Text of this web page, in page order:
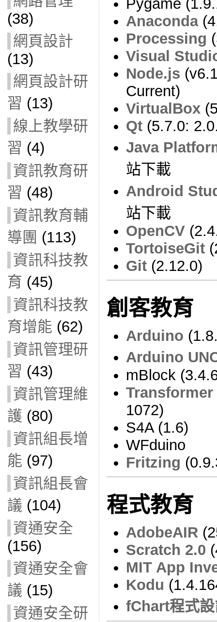
(38)
網頁設計
(13)
網頁設計研
習 (13)
線上教學研
習 (4)
資訊教育研
習 (48)
資訊教育輔
導團 (113)
資訊科技教
育 (45)
資訊科技教
育增能 (62)
資訊管理研
習 (43)
資訊管理維
護 (80)
資訊組長增
能 (97)
資訊組長會
議 (104)
資通安全
(156)
資通安全會
議 (15)
資通安全研
Pygame
Anaconda
Processing
Visual
Node.js
Current)
VirtualBox
Qt(5.7.0:
Java
站下載
Android
站下載
OpenCV
TortoiseGit
Git(2.12.0)
創客教育
Arduino
Arduino
mBlock
Transformer
1072)
S4A (1.6)
WFduino
Fritzing
程式教育
AdobeAIR
Scratch 2.0
MIT App
Kodu
fChart程式